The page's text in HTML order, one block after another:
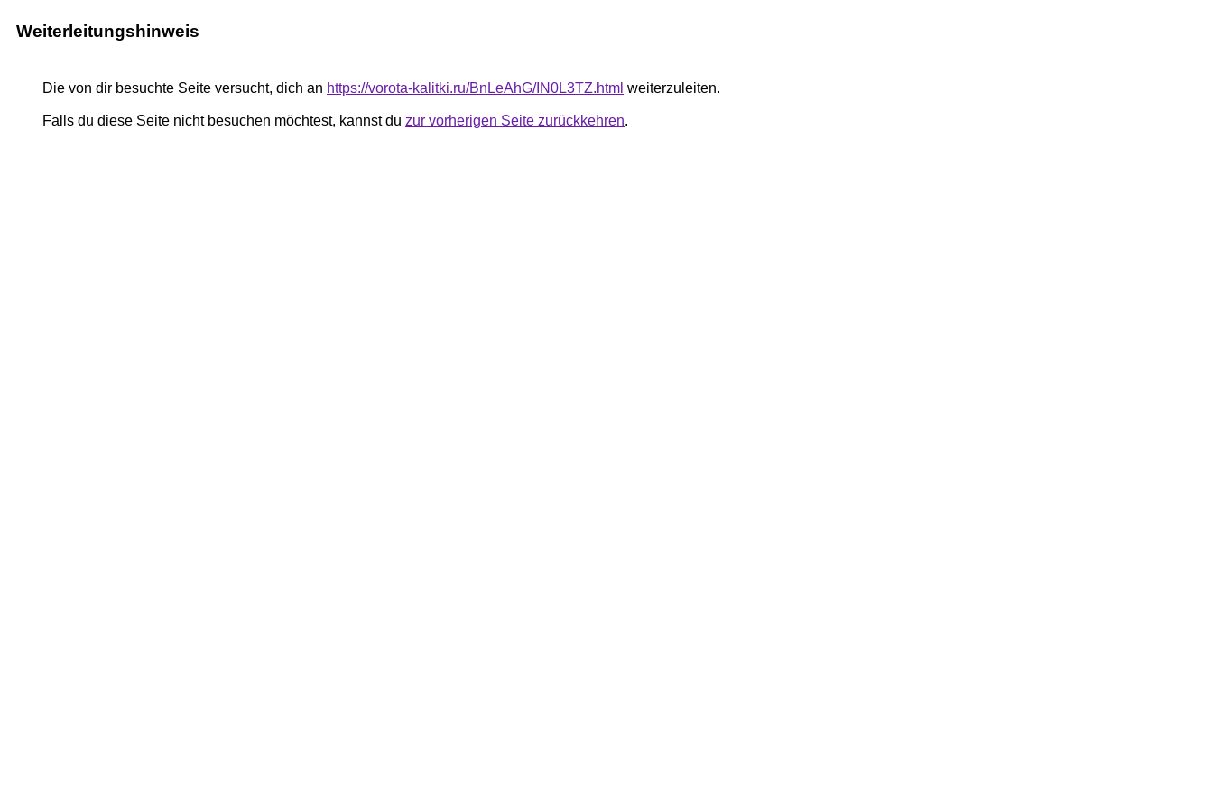
Weiterleitungshinweis
Die von dir besuchte Seite versucht, dich an https://vorota-kalitki.ru/BnLeAhG/IN0L3TZ.html weiterzuleiten.
Falls du diese Seite nicht besuchen möchtest, kannst du zur vorherigen Seite zurückkehren.